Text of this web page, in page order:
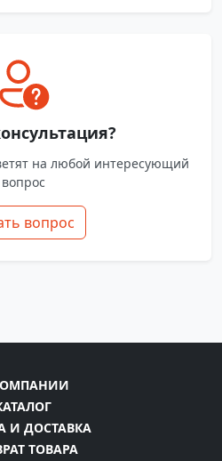
на любой интересующий
вопрос
вопрос
И ДОСТАВКА
ТОВАРА